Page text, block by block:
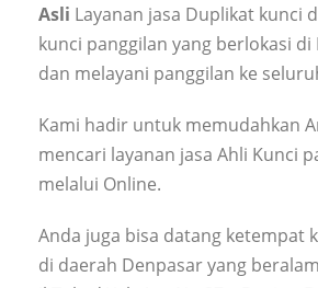
Asli Layanan jasa Duplikat kunci
kunci panggilan yang berlokasi di
dan melayani panggilan ke
Kami hadir untuk memudahkan
mencari layanan jasa Ahli Kunci
melalui Online.
Anda juga bisa datang ketempat
di daerah Denpasar yang